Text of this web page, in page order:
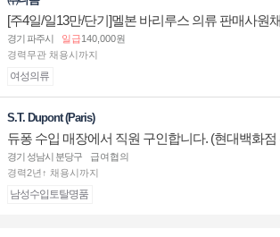
[주4일/일13만/단기]멜본 바리루스 의류 판매사원
경기 파주시 일급140,000원
경력무관 채용시까지
여성의류
S.T. Dupont (Paris)
듀퐁 수입 매장에서 직원 구인합니다. (현대백화점
경기 성남시 분당구
급여협의
경력2년↑ 채용시까지
남성수입토탈명품